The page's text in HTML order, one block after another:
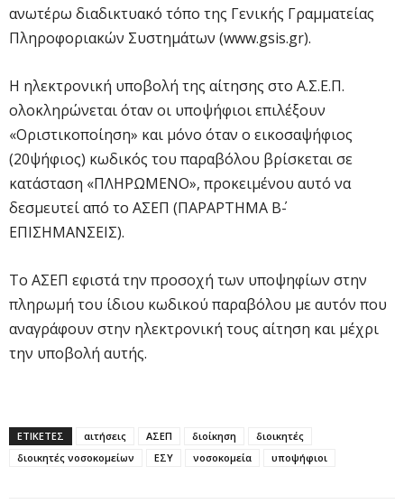
ανωτέρω διαδικτυακό τόπο της Γενικής Γραμματείας
Πληροφοριακών Συστημάτων (www.gsis.gr).
Η ηλεκτρονική υποβολή της αίτησης στο Α.Σ.Ε.Π.
ολοκληρώνεται όταν οι υποψήφιοι επιλέξουν
«Οριστικοποίηση» και μόνο όταν ο εικοσαψήφιος
(20ψήφιος) κωδικός του παραβόλου βρίσκεται σε
κατάσταση «ΠΛΗΡΩΜΕΝΟ», προκειμένου αυτό να
δεσμευτεί από το ΑΣΕΠ (ΠΑΡΑΡΤΗΜΑ Β΄-
ΕΠΙΣΗΜΑΝΣΕΙΣ).
Το ΑΣΕΠ εφιστά την προσοχή των υποψηφίων στην
πληρωμή του ίδιου κωδικού παραβόλου με αυτόν που
αναγράφουν στην ηλεκτρονική τους αίτηση και μέχρι
την υποβολή αυτής.
ΕΤΙΚΕΤΕΣ αιτήσεις ΑΣΕΠ διοίκηση
διοικητές
διοικητές νοσοκομείων
ΕΣΥ νοσοκομεία υποψήφιοι